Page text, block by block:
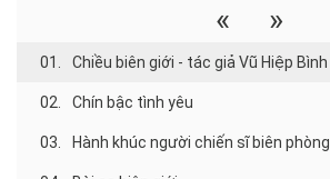
« »
01. Chiều biên giới - tác giả Vũ Hiệp Bình
02. Chín bậc tình yêu
03. Hành khúc người chiến sĩ biên phòng